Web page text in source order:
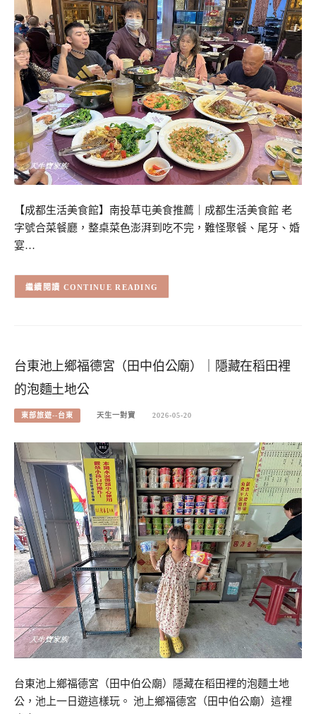
【成都生活美食館】南投草屯美食推薦｜成都生活美食館 老
字號合菜餐廳，整桌菜色澎湃到吃不完，難怪聚餐、尾牙、婚
宴…
CONTINUE READING
台東池上鄉福德宮（田中伯公廟）｜隱藏在稻田裡
的泡麵土地公
東部旅遊--台東 天生一對寶 2026-05-20
台東池上鄉福德宮（田中伯公廟）隱藏在稻田裡的泡麵土地
公，池上一日遊這樣玩。 池上鄉福德宮（田中伯公廟）這裡